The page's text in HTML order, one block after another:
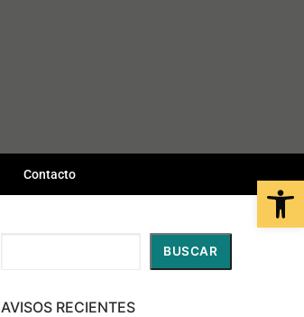
Contacto
BUSCAR
AVISOS RECIENTES